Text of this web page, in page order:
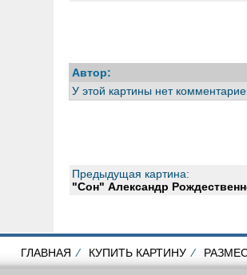
Автор:
У этой картины нет
Предыдущая картина:
"Сон" Александр
ГЛАВНАЯ ⁄ КУПИТЬ КАРТИНУ⁄